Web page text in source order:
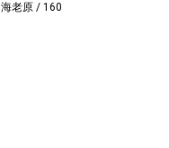
海老原 / 160